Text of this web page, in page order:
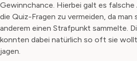
Gewinnchance. Hierbei galt es
die Quiz-Fragen zu vermeiden, da
anderem einen Strafpunkt sammelte.
konnten dabei natürlich so oft sie
jagen.